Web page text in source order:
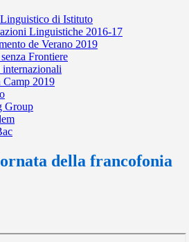
di Istituto
Linguistiche 2016-17
de Verano 2019
Frontiere
internazionali
Camp 2019
Group
della francofonia